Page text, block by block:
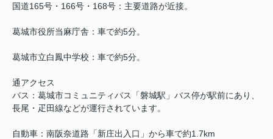
国道165号・166号・168号：主要道路が近接。
葛城市役所当麻庁舎：車で約5分。
葛城市立白鳳中学校：車で約5分。
通アクセス
バス：葛城市コミュニティバス「磐城駅」バス停が駅前にあり、
長尾・疋田線などが運行されています。
自動車：南阪奈道路「新庄出入口」から車で約1.7km